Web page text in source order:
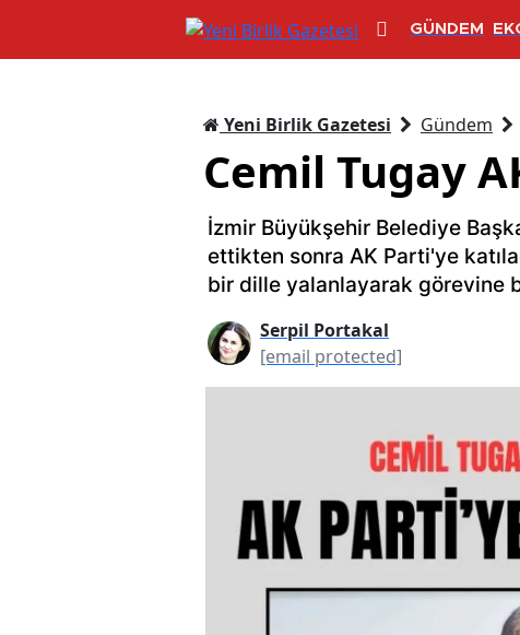
GÜNDEM
Yeni Birlik Gazetesi Gündem
Cemil Tugay
İzmir Büyükşehir Belediye
ettikten sonra AK Parti'ye
bir dille yalanlayarak görevine
Serpil Portakal
[email protected]